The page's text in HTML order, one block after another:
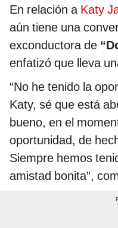
En relación a Katy
aún tiene una
exconductora de
enfatizó que lleva
“No he tenido la
Katy, sé que está
bueno, en el
oportunidad, de
Siempre hemos
amistad bonita”,